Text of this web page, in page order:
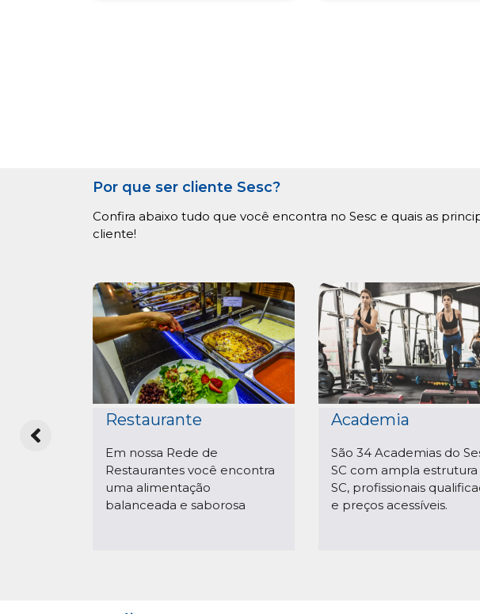
Por que ser cliente Sesc?
Confira abaixo tudo que você encontra no Sesc e quais as
cliente!
Restaurante
Em nossa Rede de
Restaurantes você encontra
uma alimentação
balanceada e saborosa
Academia
São 34 Academias do
SC com ampla
SC, profissionais
e preços acessíveis.